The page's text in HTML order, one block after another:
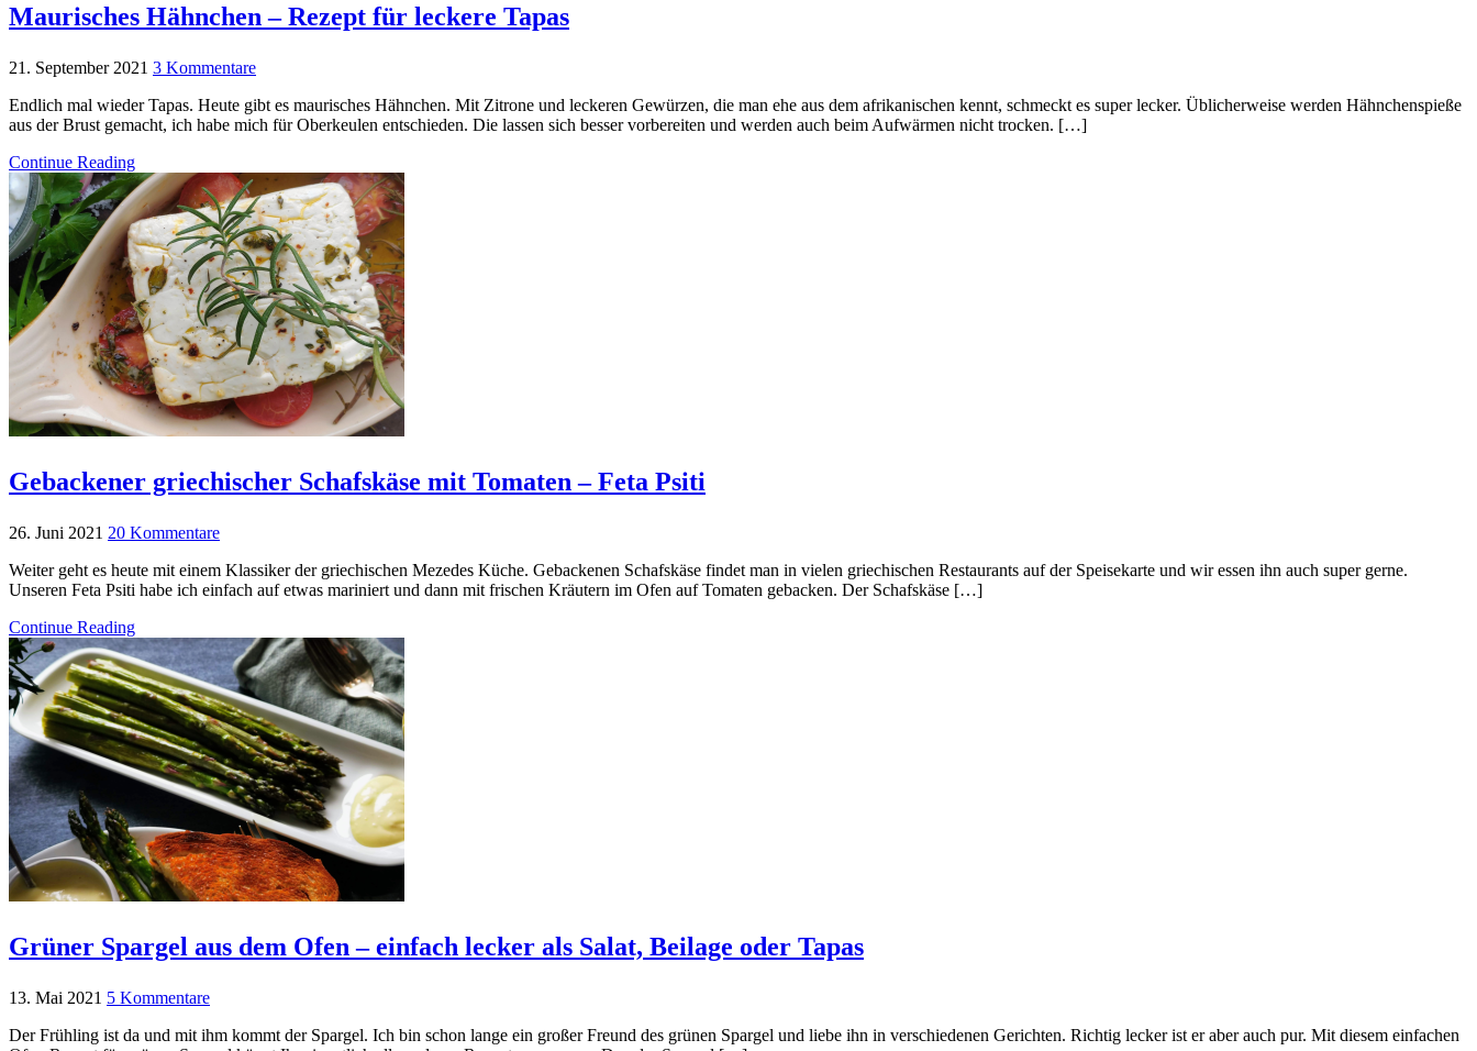
Maurisches Hähnchen – Rezept für leckere Tapas
21. September 2021 3 Kommentare
Endlich mal wieder Tapas. Heute gibt es maurisches Hähnchen. Mit Zitrone und leckeren Gewürzen, die man ehe aus dem afrikanischen kennt, schmeckt es super lecker. Üblicherweise werden Hähnchenspieße
aus der Brust gemacht, ich habe mich für Oberkeulen entschieden. Die lassen sich besser vorbereiten und werden auch beim Aufwärmen nicht trocken. […]
Continue Reading
Gebackener griechischer Schafskäse mit Tomaten – Feta Psiti
26. Juni 2021 20 Kommentare
Weiter geht es heute mit einem Klassiker der griechischen Mezedes Küche. Gebackenen Schafskäse findet man in vielen griechischen Restaurants auf der Speisekarte und wir essen ihn auch super gerne.
Unseren Feta Psiti habe ich einfach auf etwas mariniert und dann mit frischen Kräutern im Ofen auf Tomaten gebacken. Der Schafskäse […]
Continue Reading
Grüner Spargel aus dem Ofen – einfach lecker als Salat, Beilage oder Tapas
13. Mai 2021 5 Kommentare
Der Frühling ist da und mit ihm kommt der Spargel. Ich bin schon lange ein großer Freund des grünen Spargel und liebe ihn in verschiedenen Gerichten. Richtig lecker ist er aber auch pur. Mit diesem einfachen